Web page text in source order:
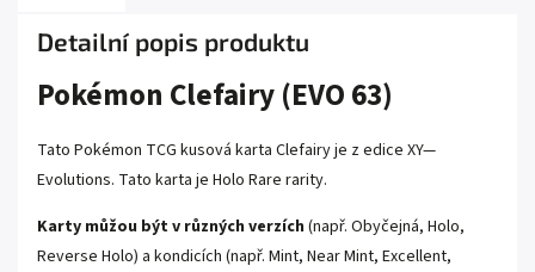
Detailní popis produktu
Pokémon Clefairy (EVO 63)
Tato Pokémon TCG kusová karta Clefairy je z edice XY—
Evolutions. Tato karta je Holo Rare rarity.
Karty můžou být v různých verzích (např. Obyčejná, Holo,
Reverse Holo) a kondicích (např. Mint, Near Mint, Excellent,